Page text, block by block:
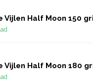
Vijlen Half Moon 150
Vijlen Half Moon 180